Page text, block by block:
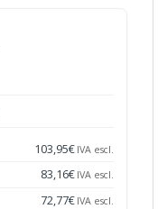
103,95€ IVA escl.
83,16€ IVA escl.
72,77€ IVA escl.